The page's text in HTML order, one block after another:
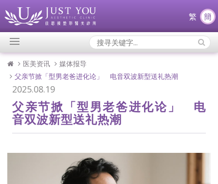
繁 簡
Search
Icons:
医美资讯
媒体报导
父亲节掀「型男老爸进化论」 电音双波新型送礼热潮
2025.08.19
父亲节掀「型男老爸进化论」 电
音双波新型送礼热潮